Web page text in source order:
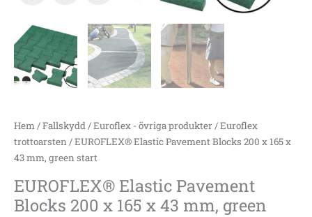
Hem/Fallskydd/Euroflex - övriga produkter/Euroflex
trottoarsten/ EUROFLEX® Elastic Pavement Blocks 200 x 165 x
43 mm, green start
EUROFLEX® Elastic Pavement
Blocks 200 x 165 x 43 mm, green
mängd